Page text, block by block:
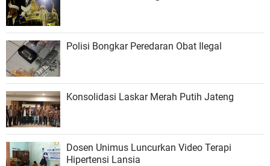
Polisi Bongkar Peredaran Obat Ilegal
Konsolidasi Laskar Merah Putih Jateng
Dosen Unimus Luncurkan Video Terapi
Hipertensi Lansia